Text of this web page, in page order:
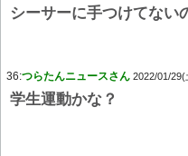
シーサーに手つけてない
36:つらたんニュースさん 2022/01/29(
学生運動かな？